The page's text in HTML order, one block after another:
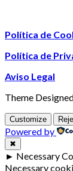
Política de
Política de
Aviso Legal
Theme
Customize
Powered by
✖
► Necessary
Necessary